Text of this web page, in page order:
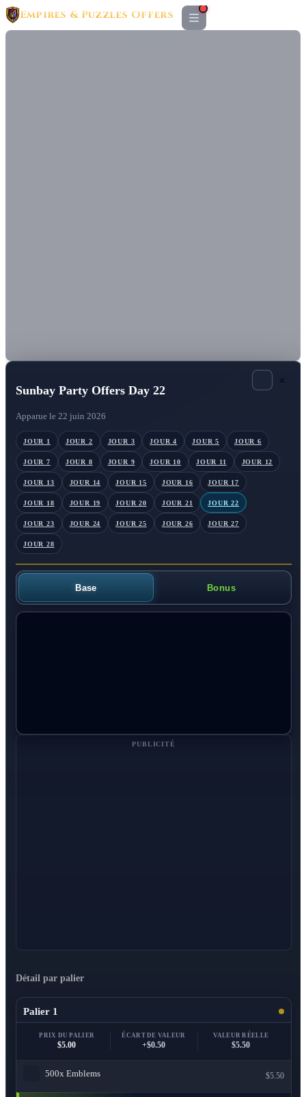
Empires & Puzzles Offers
Sunbay Party Offers Day 22
Apparue le 22 juin 2026
×
JOUR 1 JOUR 2 JOUR 3 JOUR 4 JOUR 5 JOUR 6
JOUR 7 JOUR 8 JOUR 9 JOUR 10 JOUR 11 JOUR 12
JOUR 13 JOUR 14 JOUR 15 JOUR 16 JOUR 17
JOUR 18 JOUR 19 JOUR 20 JOUR 21 JOUR 22
JOUR 23 JOUR 24 JOUR 25 JOUR 26 JOUR 27
JOUR 28
Base Bonus
PUBLICITÉ
Détail par palier
Palier 1
PRIX DU PALIER
$5.00
ÉCART DE VALEUR
+$0.50
VALEUR RÉELLE
$5.50
500x Emblems $5.50